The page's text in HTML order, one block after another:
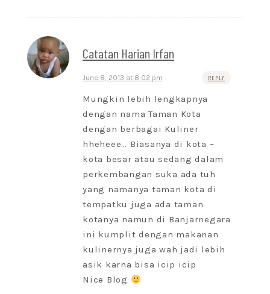
Catatan Harian Irfan
June 8, 2013 at 8:02 pm REPLY
Mungkin lebih lengkapnya
dengan nama Taman Kota
dengan berbagai Kuliner
hheheee… Biasanya di kota –
kota besar atau sedang dalam
perkembangan suka ada tuh
yang namanya taman kota di
tempatku juga ada taman
kotanya namun di Banjarnegara
ini kumplit dengan makanan
kulinernya juga wah jadi lebih
asik karna bisa icip icip
Nice Blog